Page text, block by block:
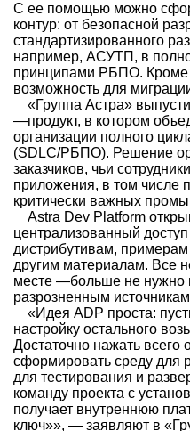
С ее помощью можно
контур: от безопасной
стандартизированного
например, АСУТП, в
принципами РБПО. Кроме
возможность для
«Группа Астра»
—продукт, в котором
организации полного
(SDLC/РБПО). Решение
заказчиков, чьи
приложения, в том числе
критически важных
Astra Dev Platform
централизованный
дистрибутивам,
другим материалам. Все
месте —больше не нужно
разрозненным
«Идея ADP проста:
настройку остального
Достаточно нажать всего
сформировать среду для
для тестирования и
команду проекта с
получает внутреннюю
ключ»», — заявляют в